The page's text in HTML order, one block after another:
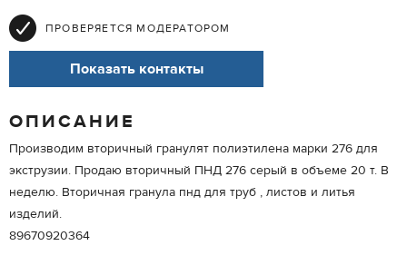
ПРОВЕРЯЕТСЯ МОДЕРАТОРОМ
Показать контакты
ОПИСАНИЕ
Производим вторичный гранулят полиэтилена марки 276 для
экструзии. Продаю вторичный ПНД 276 серый в объеме 20 т. В
неделю. Вторичная гранула пнд для труб , листов и литья
изделий.
89670920364